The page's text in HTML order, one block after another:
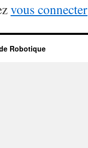
vous connecter
Robotique